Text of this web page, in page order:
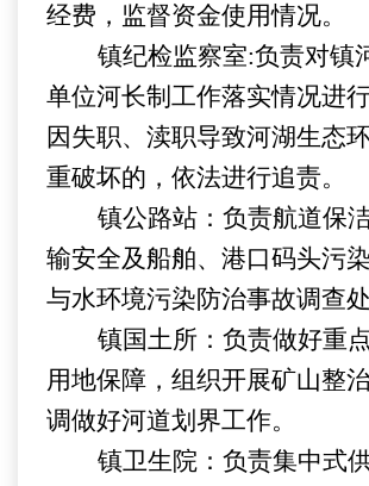
经费 ，监督资金使用情况。
镇纪检监察室:负责对镇
单位河长制工作落实情况进
因失职、渎职导致河湖生态
重破坏的，依法进行追责。
镇公路站： 负责航道保
输安全及船舶、港口码头污
与水环境污染防治事故调查处
镇国土所 ： 负责做好重
用地保障，组织开展矿山整
调做好河道划界工作。
镇卫生院： 负责集中式